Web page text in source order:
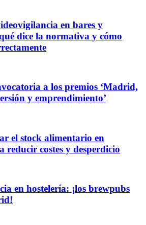
en bares y
dice la normativa y cómo
a los premios ‘Madrid,
y emprendimiento’
el stock alimentario en
reducir costes y desperdicio
en hostelería: ¡los brewpubs